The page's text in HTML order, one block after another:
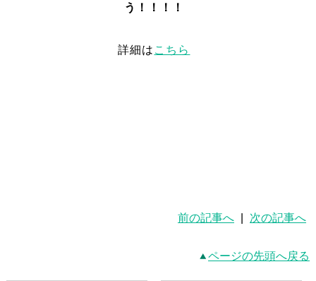
う！！！！
詳細は こちら
前の記事へ 次の記事へ
ページの先頭へ戻る